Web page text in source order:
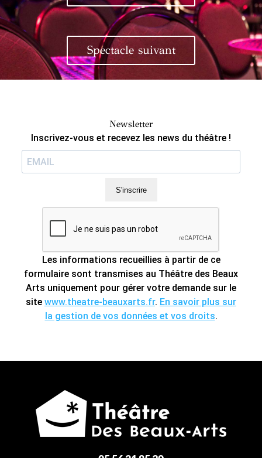
Spectacle suivant
Newsletter
Inscrivez-vous et recevez les news du théâtre !
S'inscrire
Les informations recueillies à partir de ce
formulaire sont transmises au Théâtre des Beaux
Arts uniquement pour gérer votre demande sur le
site www.theatre-beauxarts.fr. En savoir plus sur
la gestion de vos données et vos droits.